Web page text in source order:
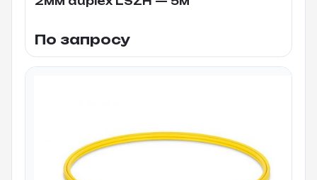
По запросу